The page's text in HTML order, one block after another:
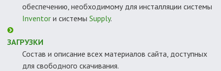
обеспечению, необходимому для инсталляции системы
Inventor и системы Supply.
ЗАГРУЗКИ
Состав и описание всех материалов сайта, доступных
для свободного скачивания.